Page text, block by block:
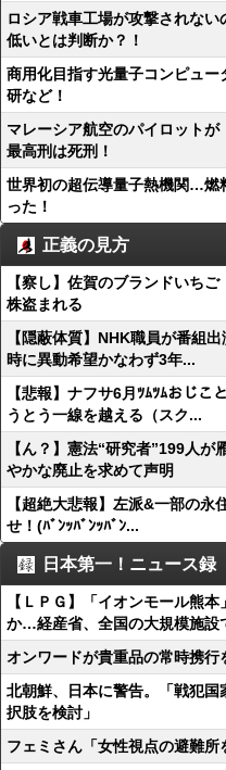
ロシア戦車工場が攻撃されな
低いとは判断か？！
商用化目指す光量子コンピュ
研など！
マレーシア航空のパイロット
最高刑は死刑！
世界初の超伝導量子熱機関…燃
った！
正義の見方
【察し】佐賀のブランドいち
株盗まれる
【隠蔽体質】NHK職員が番組
時に異動希望かなわず3年...
【悲報】ナフサ6月ﾂﾑﾂﾑおじ
うとう一線を越える（スク...
【ん？】憲法“研究者”199人
やかな廃止を求めて声明
【超絶大悲報】左派&一部の永
せ！(ﾊﾞﾝｯﾊﾞﾝｯﾊﾞﾝ...
日本第一！ニュース録
【ＬＰＧ】「イオンモール熊
か…経産省、全国の大規模施設
オンワードが貴重品の常時携行
北朝鮮、日本に警告。「戦犯
択肢を検討」
フェミさん「女性視点の避難所